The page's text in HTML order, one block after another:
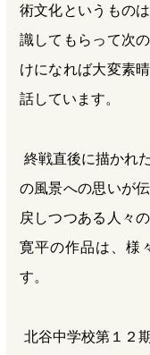
術文化というもの
識してもらって次
けになれば大変素
話しています。
終戦直後に描かれ
の風景への思いが
戻しつつある人々
寛平の作品は、様
す。
北谷中学校第１２